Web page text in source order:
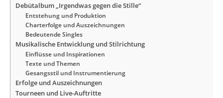
Debütalbum „Irgendwas gegen die Stille“
Entstehung und Produktion
Charterfolge und Auszeichnungen
Bedeutende Singles
Musikalische Entwicklung und Stilrichtung
Einflüsse und Inspirationen
Texte und Themen
Gesangsstil und Instrumentierung
Erfolge und Auszeichnungen
Tourneen und Live-Auftritte